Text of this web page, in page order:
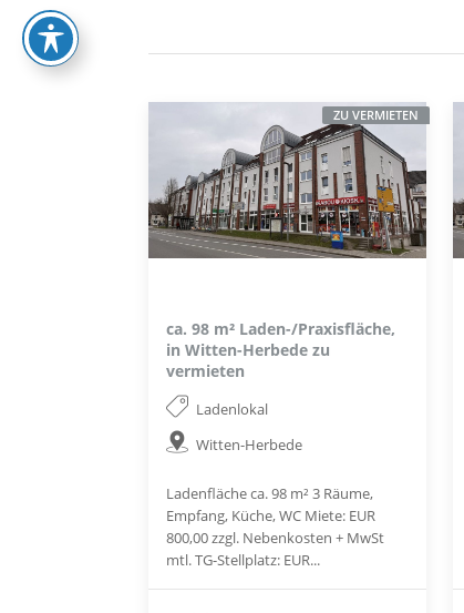
ca. 98 m² Laden-/Praxisfläche,
in Witten-Herbede zu
vermieten
Ladenlokal
Witten-Herbede
Ladenfläche ca. 98 m² 3 Räume,
Empfang, Küche, WC Miete: EUR
800,00 zzgl. Nebenkosten + MwSt
mtl. TG-Stellplatz: EUR...
ZU VERMIETEN